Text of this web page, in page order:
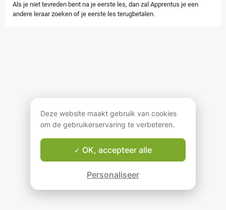
Als je niet tevreden bent na je eerste les, dan zal Apprentus je een
andere leraar zoeken of je eerste les terugbetalen.
Deze website maakt gebruik van cookies
om de gebruikerservaring te verbeteren.
OK, accepteer alle
Personaliseer